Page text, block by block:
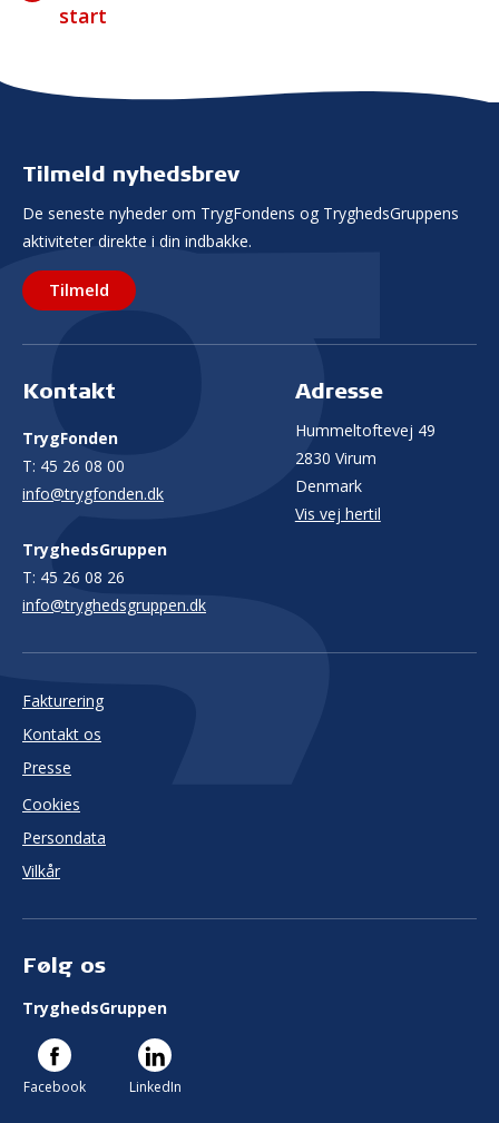
start
Tilmeld nyhedsbrev
De seneste nyheder om TrygFondens og TryghedsGruppens
aktiviteter direkte i din indbakke.
Tilmeld
Kontakt
TrygFonden
T: 45 26 08 00
info@trygfonden.dk
TryghedsGruppen
T: 45 26 08 26
info@tryghedsgruppen.dk
Adresse
Hummeltoftevej 49
2830 Virum
Denmark
Vis vej hertil
Fakturering
Kontakt os
Presse
Cookies
Persondata
Vilkår
Følg os
TryghedsGruppen
Facebook LinkedIn